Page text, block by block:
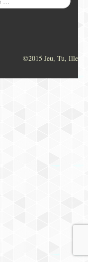
©2015 Jeu, Tu, Ille